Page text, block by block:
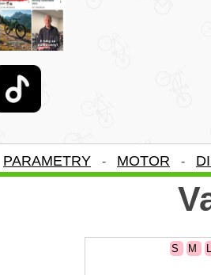
PARAMETRY - MOTOR -
S M